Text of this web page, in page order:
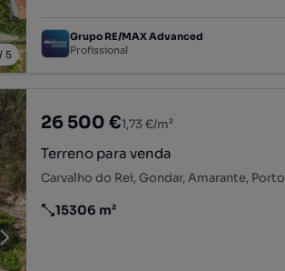
5
Grupo RE/MAX Advanced
Profissional
26 500 €1,73 €/m²
Terreno para venda
Carvalho do Rei, Gondar, Amarante, Porto
Preço por metro quadrado
15306 m²